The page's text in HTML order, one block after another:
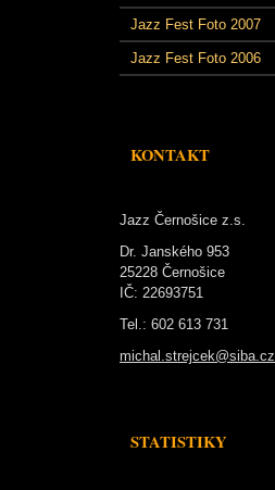
Jazz Fest Foto 2007
Jazz Fest Foto 2006
KONTAKT
Jazz Černošice z.s.
Dr. Janského 953
25228 Černošice
IČ: 22693751
Tel.: 602 613 731
michal.strejcek@siba.cz
STATISTIKY